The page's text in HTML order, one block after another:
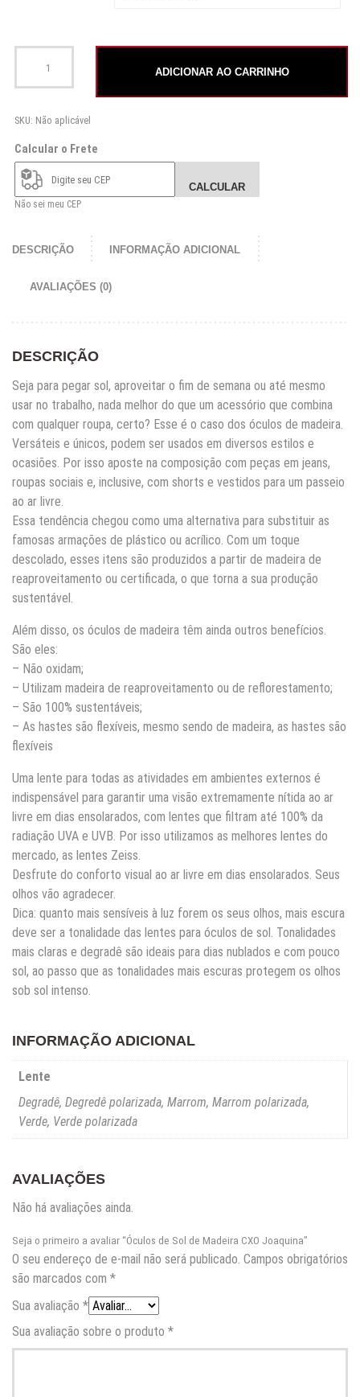
Óculos de Sol de Madeira CXO Joaquina quantidade
ADICIONAR AO CARRINHO
SKU: Não aplicável
Calcular o Frete
CALCULAR
Não sei meu CEP
DESCRIÇÃO INFORMAÇÃO ADICIONAL
AVALIAÇÕES (0)
DESCRIÇÃO
Seja para pegar sol, aproveitar o fim de semana ou até mesmo
usar no trabalho, nada melhor do que um acessório que combina
com qualquer roupa, certo? Esse é o caso dos óculos de madeira.
Versáteis e únicos, podem ser usados em diversos estilos e
ocasiões. Por isso aposte na composição com peças em jeans,
roupas sociais e, inclusive, com shorts e vestidos para um passeio
ao ar livre.
Essa tendência chegou como uma alternativa para substituir as
famosas armações de plástico ou acrílico. Com um toque
descolado, esses itens são produzidos a partir de madeira de
reaproveitamento ou certificada, o que torna a sua produção
sustentável.
Além disso, os óculos de madeira têm ainda outros benefícios.
São eles:
– Não oxidam;
– Utilizam madeira de reaproveitamento ou de reflorestamento;
– São 100% sustentáveis;
– As hastes são flexíveis, mesmo sendo de madeira, as hastes são
flexíveis
Uma lente para todas as atividades em ambientes externos é
indispensável para garantir uma visão extremamente nítida ao ar
livre em dias ensolarados, com lentes que filtram até 100% da
radiação UVA e UVB. Por isso utilizamos as melhores lentes do
mercado, as lentes Zeiss.
Desfrute do conforto visual ao ar livre em dias ensolarados. Seus
olhos vão agradecer.
Dica: quanto mais sensíveis à luz forem os seus olhos, mais escura
deve ser a tonalidade das lentes para óculos de sol. Tonalidades
mais claras e degradê são ideais para dias nublados e com pouco
sol, ao passo que as tonalidades mais escuras protegem os olhos
sob sol intenso.
INFORMAÇÃO ADICIONAL
Lente
Degradê, Degredê polarizada, Marrom, Marrom polarizada,
Verde, Verde polarizada
AVALIAÇÕES
Não há avaliações ainda.
Seja o primeiro a avaliar “Óculos de Sol de Madeira CXO Joaquina”
O seu endereço de e-mail não será publicado. Campos obrigatórios
são marcados com *
Sua avaliação *
Sua avaliação sobre o produto *